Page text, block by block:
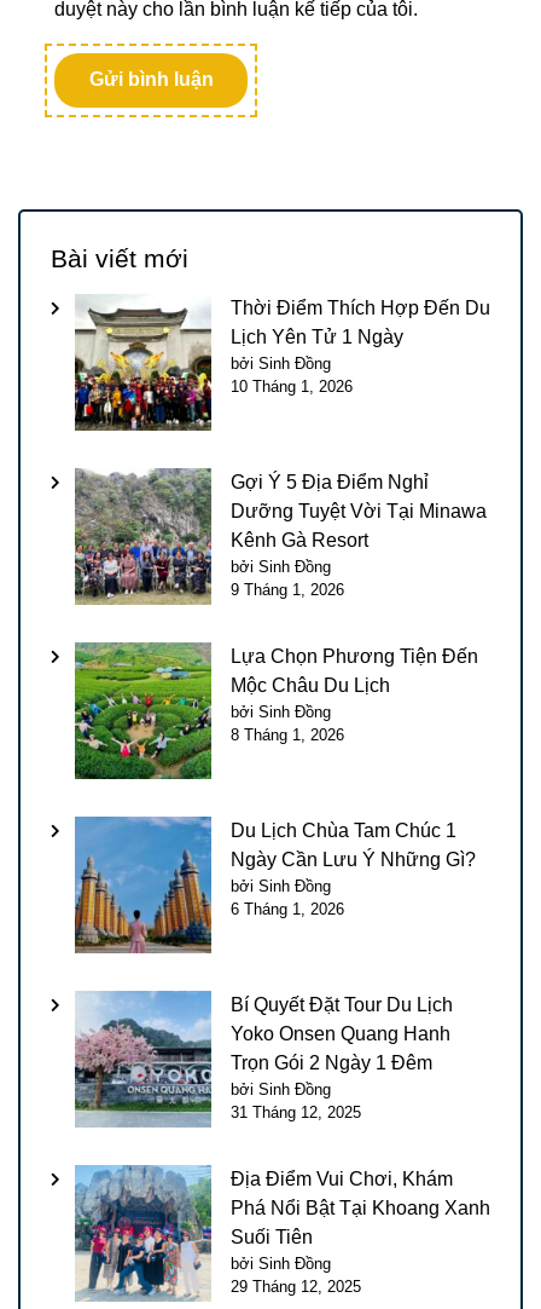
duyệt này cho lần bình luận kế tiếp của tôi.
Bài viết mới
Thời Điểm Thích Hợp Đến Du
Lịch Yên Tử 1 Ngày
bởi Sinh Đồng
10 Tháng 1, 2026
Gợi Ý 5 Địa Điểm Nghỉ
Dưỡng Tuyệt Vời Tại Minawa
Kênh Gà Resort
bởi Sinh Đồng
9 Tháng 1, 2026
Lựa Chọn Phương Tiện Đến
Mộc Châu Du Lịch
bởi Sinh Đồng
8 Tháng 1, 2026
Du Lịch Chùa Tam Chúc 1
Ngày Cần Lưu Ý Những Gì?
bởi Sinh Đồng
6 Tháng 1, 2026
Bí Quyết Đặt Tour Du Lịch
Yoko Onsen Quang Hanh
Trọn Gói 2 Ngày 1 Đêm
bởi Sinh Đồng
31 Tháng 12, 2025
Địa Điểm Vui Chơi, Khám
Phá Nổi Bật Tại Khoang Xanh
Suối Tiên
bởi Sinh Đồng
29 Tháng 12, 2025